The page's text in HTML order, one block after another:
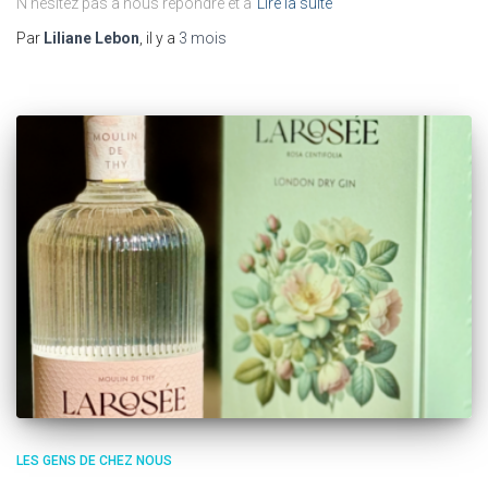
Par Liliane Lebon , il y a 3 mois
LES GENS DE CHEZ NOUS